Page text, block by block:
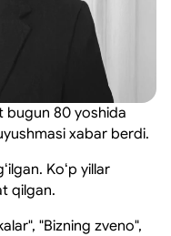
bugun 80 yoshida
xabar berdi.
Koʻp yillar
qilgan.
"Bizning zveno",